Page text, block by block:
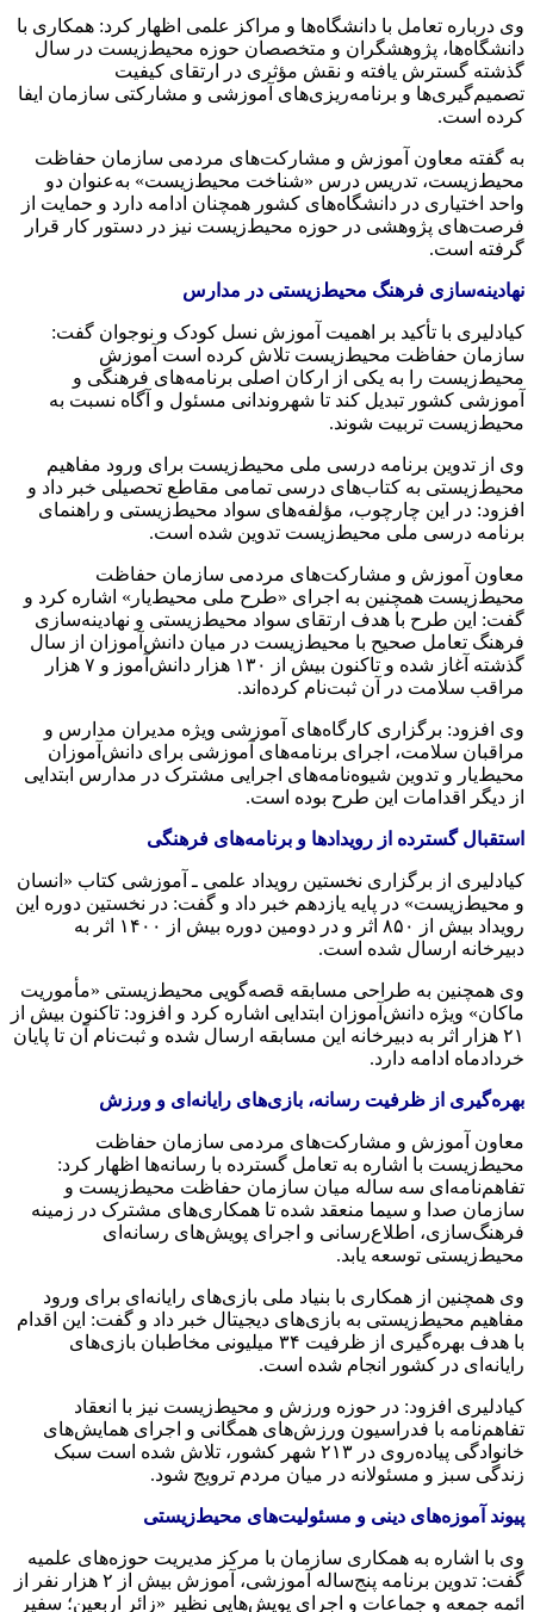
وی درباره تعامل با دانشگاه‌ها و مراکز علمی اظهار کرد: همکاری با
دانشگاه‌ها، پژوهشگران و متخصصان حوزه محیط‌زیست در سال
گذشته گسترش یافته و نقش مؤثری در ارتقای کیفیت
تصمیم‌گیری‌ها و برنامه‌ریزی‌های آموزشی و مشارکتی سازمان ایفا
کرده است.
به گفته معاون آموزش و مشارکت‌های مردمی سازمان حفاظت
محیط‌زیست، تدریس درس «شناخت محیط‌زیست» به‌عنوان دو
واحد اختیاری در دانشگاه‌های کشور همچنان ادامه دارد و حمایت از
فرصت‌های پژوهشی در حوزه محیط‌زیست نیز در دستور کار قرار
گرفته است.
نهادینه‌سازی فرهنگ محیط‌زیستی در مدارس
کیادلیری با تأکید بر اهمیت آموزش نسل کودک و نوجوان گفت:
سازمان حفاظت محیط‌زیست تلاش کرده است آموزش
محیط‌زیست را به یکی از ارکان اصلی برنامه‌های فرهنگی و
آموزشی کشور تبدیل کند تا شهروندانی مسئول و آگاه نسبت به
محیط‌زیست تربیت شوند.
وی از تدوین برنامه درسی ملی محیط‌زیست برای ورود مفاهیم
محیط‌زیستی به کتاب‌های درسی تمامی مقاطع تحصیلی خبر داد و
افزود: در این چارچوب، مؤلفه‌های سواد محیط‌زیستی و راهنمای
برنامه درسی ملی محیط‌زیست تدوین شده است.
معاون آموزش و مشارکت‌های مردمی سازمان حفاظت
محیط‌زیست همچنین به اجرای «طرح ملی محیط‌یار» اشاره کرد و
گفت: این طرح با هدف ارتقای سواد محیط‌زیستی و نهادینه‌سازی
فرهنگ تعامل صحیح با محیط‌زیست در میان دانش‌آموزان از سال
گذشته آغاز شده و تاکنون بیش از ۱۳۰ هزار دانش‌آموز و ۷ هزار
مراقب سلامت در آن ثبت‌نام کرده‌اند.
وی افزود: برگزاری کارگاه‌های آموزشی ویژه مدیران مدارس و
مراقبان سلامت، اجرای برنامه‌های آموزشی برای دانش‌آموزان
محیط‌یار و تدوین شیوه‌نامه‌های اجرایی مشترک در مدارس ابتدایی
از دیگر اقدامات این طرح بوده است.
استقبال گسترده از رویدادها و برنامه‌های فرهنگی
کیادلیری از برگزاری نخستین رویداد علمی ـ آموزشی کتاب «انسان
و محیط‌زیست» در پایه یازدهم خبر داد و گفت: در نخستین دوره این
رویداد بیش از ۸۵۰ اثر و در دومین دوره بیش از ۱۴۰۰ اثر به
دبیرخانه ارسال شده است.
وی همچنین به طراحی مسابقه قصه‌گویی محیط‌زیستی «مأموریت
ماکان» ویژه دانش‌آموزان ابتدایی اشاره کرد و افزود: تاکنون بیش از
۲۱ هزار اثر به دبیرخانه این مسابقه ارسال شده و ثبت‌نام آن تا پایان
خردادماه ادامه دارد.
بهره‌گیری از ظرفیت رسانه، بازی‌های رایانه‌ای و ورزش
معاون آموزش و مشارکت‌های مردمی سازمان حفاظت
محیط‌زیست با اشاره به تعامل گسترده با رسانه‌ها اظهار کرد:
تفاهم‌نامه‌ای سه‌ ساله میان سازمان حفاظت محیط‌زیست و
سازمان صدا و سیما منعقد شده تا همکاری‌های مشترک در زمینه
فرهنگ‌سازی، اطلاع‌رسانی و اجرای پویش‌های رسانه‌ای
محیط‌زیستی توسعه یابد.
وی همچنین از همکاری با بنیاد ملی بازی‌های رایانه‌ای برای ورود
مفاهیم محیط‌زیستی به بازی‌های دیجیتال خبر داد و گفت: این اقدام
با هدف بهره‌گیری از ظرفیت ۳۴ میلیونی مخاطبان بازی‌های
رایانه‌ای در کشور انجام شده است.
کیادلیری افزود: در حوزه ورزش و محیط‌زیست نیز با انعقاد
تفاهم‌نامه با فدراسیون ورزش‌های همگانی و اجرای همایش‌های
خانوادگی پیاده‌روی در ۲۱۳ شهر کشور، تلاش شده است سبک
زندگی سبز و مسئولانه در میان مردم ترویج شود.
پیوند آموزه‌های دینی و مسئولیت‌های محیط‌زیستی
وی با اشاره به همکاری سازمان با مرکز مدیریت حوزه‌های علمیه
گفت: تدوین برنامه پنج‌ساله آموزشی، آموزش بیش از ۲ هزار نفر از
ائمه جمعه و جماعات و اجرای پویش‌هایی نظیر «زائر اربعین؛ سفیر